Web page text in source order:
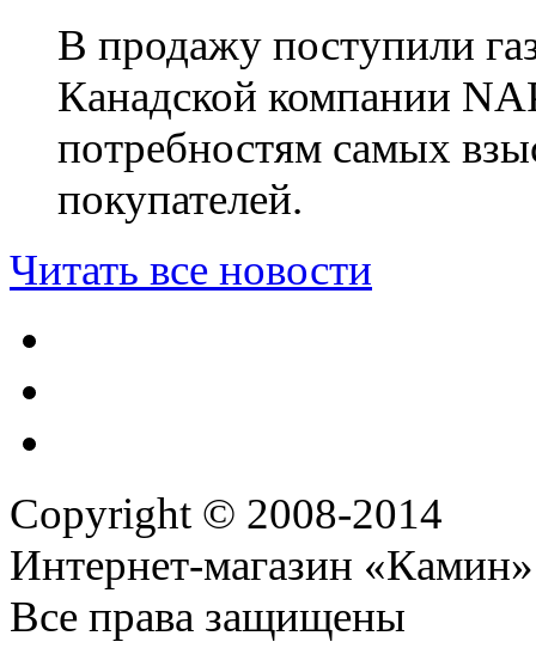
В продажу поступили
Канадской компании
потребностям самых
покупателей.
Читать все новости
Copyright © 2008-2014
Интернет-магазин «Камин»
Все права защищены